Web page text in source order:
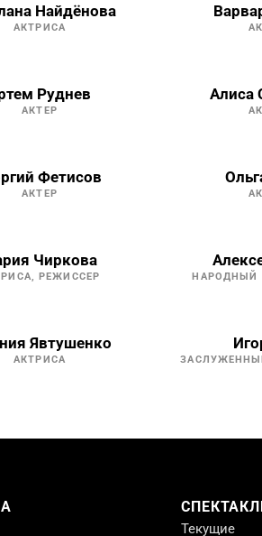
Найдёнова
АКТРИСА
Руднев
АКТЕР
Алиса
Фетисов
АКТЕР
Чиркова
РЕЖИССЕР НАРОДНЫЙ
Явтушенко
АКТРИСА
Текущие